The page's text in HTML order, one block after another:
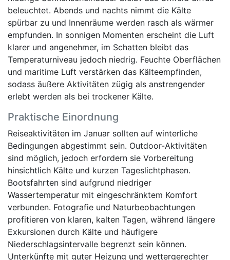
beleuchtet. Abends und nachts nimmt die Kälte
spürbar zu und Innenräume werden rasch als wärmer
empfunden. In sonnigen Momenten erscheint die Luft
klarer und angenehmer, im Schatten bleibt das
Temperaturniveau jedoch niedrig. Feuchte Oberflächen
und maritime Luft verstärken das Kälteempfinden,
sodass äußere Aktivitäten zügig als anstrengender
erlebt werden als bei trockener Kälte.
Praktische Einordnung
Reiseaktivitäten im Januar sollten auf winterliche
Bedingungen abgestimmt sein. Outdoor-Aktivitäten
sind möglich, jedoch erfordern sie Vorbereitung
hinsichtlich Kälte und kurzen Tageslichtphasen.
Bootsfahrten sind aufgrund niedriger
Wassertemperatur mit eingeschränktem Komfort
verbunden. Fotografie und Naturbeobachtungen
profitieren von klaren, kalten Tagen, während längere
Exkursionen durch Kälte und häufigere
Niederschlagsintervalle begrenzt sein können.
Unterkünfte mit guter Heizung und wettergerechter